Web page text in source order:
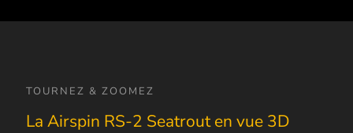
TOURNEZ & ZOOMEZ
La Airspin RS-2 Seatrout en vue 3D